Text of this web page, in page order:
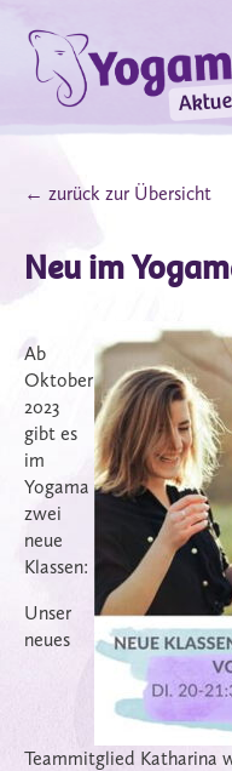
← zurück zur Übersicht
Neu im
Ab
Oktober
2023
gibt es
im
Yogama
zwei
neue
Klassen:
Unser
neues
Teammitglied Katharina